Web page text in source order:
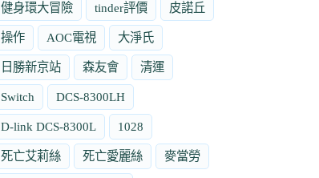
健身環大冒險 tinder評價 皮諾丘
操作 AOC電視 大淨氏
日勝新京站 森友會 清運
Switch DCS-8300LH
D-link DCS-8300L 1028
死亡艾莉絲 死亡愛麗絲 麥當勞